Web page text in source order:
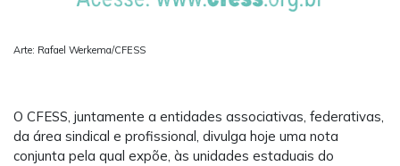
Arte: Rafael Werkema/CFESS
O CFESS, juntamente a entidades associativas, federativas,
da área sindical e profissional, divulga hoje uma nota
conjunta pela qual expõe, às unidades estaduais do